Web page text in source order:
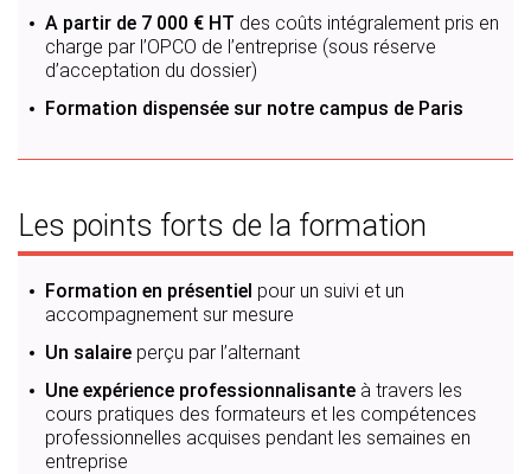
A partir de 7 000 € HT des coûts intégralement pris en
charge par l’OPCO de l’entreprise (sous réserve
d’acceptation du dossier)
Formation dispensée sur notre campus de Paris
Les points forts de la formation
Formation en présentiel pour un suivi et un
accompagnement sur mesure
Un salaire perçu par l’alternant
Une expérience professionnalisante à travers les
cours pratiques des formateurs et les compétences
professionnelles acquises pendant les semaines en
entreprise